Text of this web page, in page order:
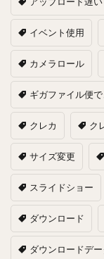
イベント使用
カメラロール
ギガファイル便
クレカ ク
サイズ変更
スライドショー
ダウンロード
ダウンロードデー